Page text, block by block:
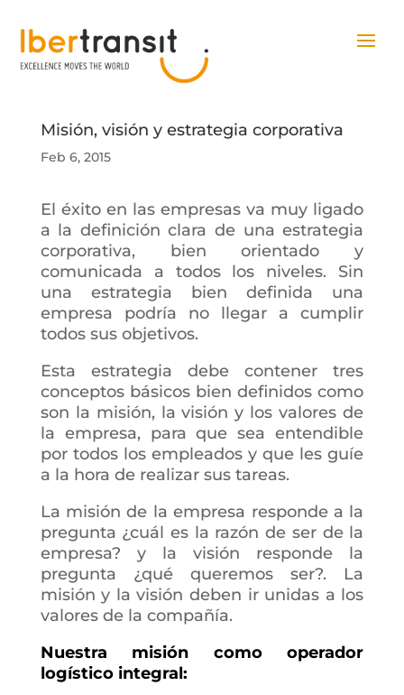
Misión, visión y estrategia corporativa
Feb 6, 2015
El éxito en las empresas va muy ligado
a la definición clara de una estrategia
corporativa, bien orientado y
comunicada a todos los niveles. Sin
una estrategia bien definida una
empresa podría no llegar a cumplir
todos sus objetivos.
Esta estrategia debe contener tres
conceptos básicos bien definidos como
son la misión, la visión y los valores de
la empresa, para que sea entendible
por todos los empleados y que les guíe
a la hora de realizar sus tareas.
La misión de la empresa responde a la
pregunta ¿cuál es la razón de ser de la
empresa? y la visión responde la
pregunta ¿qué queremos ser?. La
misión y la visión deben ir unidas a los
valores de la compañía.
Nuestra misión como operador
logístico integral: